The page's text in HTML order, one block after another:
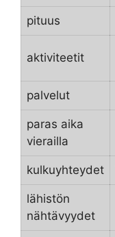
pituus
aktiviteetit
palvelut
paras aika
vierailla
kulkuyhteydet
lähistön
nähtävyydet